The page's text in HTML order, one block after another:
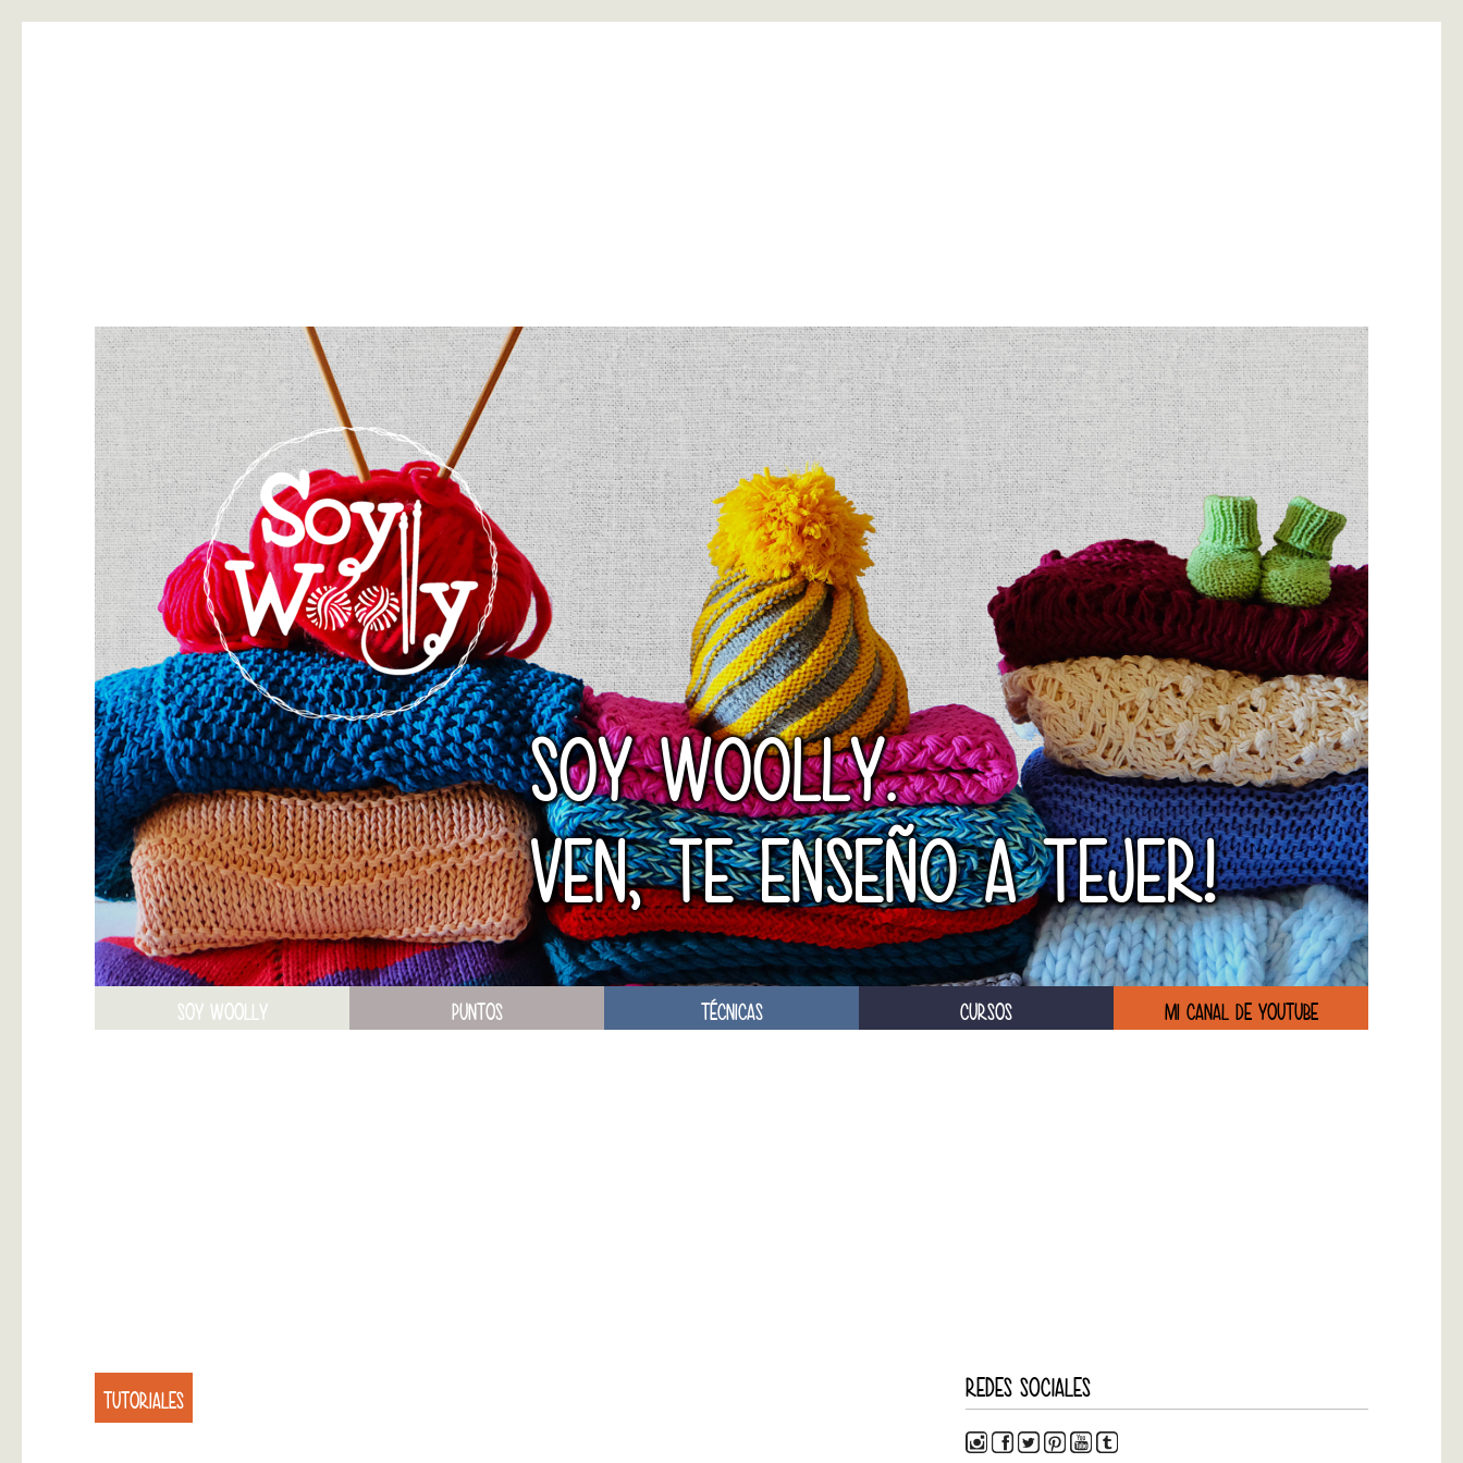
SOY WOOLLY.
VEN, TE ENSEÑO A TEJER!
SOY WOOLLY PUNTOS TÉCNICAS CURSOS MI CANAL DE YOUTUBE
TUTORIALES REDES SOCIALES